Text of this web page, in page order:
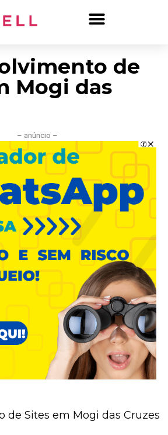
de
Mogi das
– anúncio –
de Sites em Mogi das Cruzes